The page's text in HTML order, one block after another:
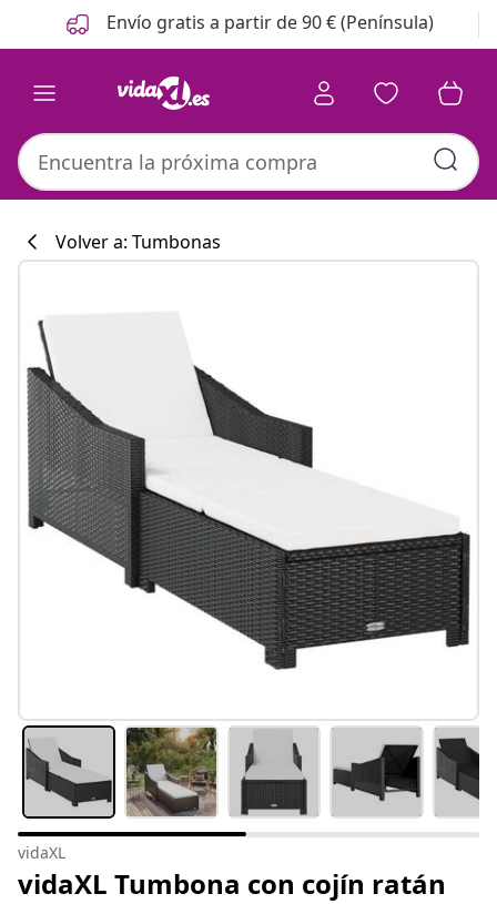
Anterior
Siguiente Envío gratis a partir de 90 € (Península)
#sharemevidaxl
Volver a: Tumbonas
vidaXL
vidaXL Tumbona con cojín ratán